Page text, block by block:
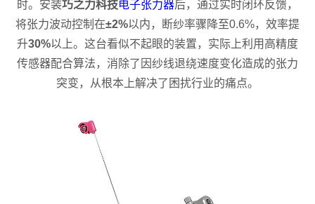
时。安装巧之力科技电子张力器后，通过实时闭环反馈，
将张力波动控制在±2%以内，断纱率骤降至0.6%，效率提
升30%以上。这台看似不起眼的装置，实际上利用高精度
传感器配合算法，消除了因纱线退绕速度变化造成的张力
突变，从根本上解决了困扰行业的痛点。